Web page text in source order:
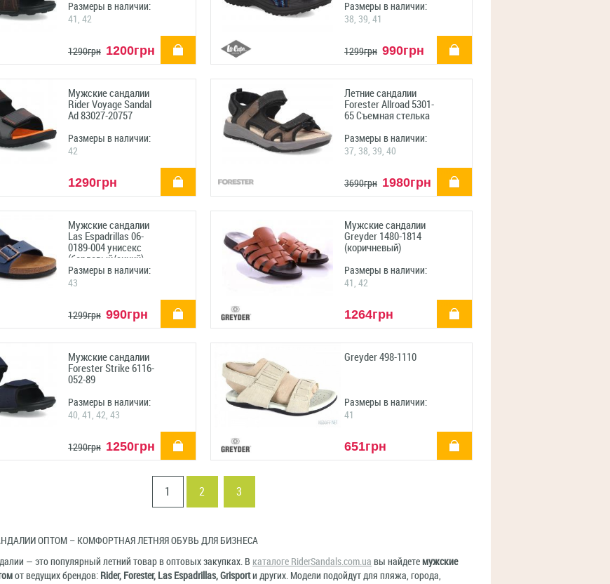
Размеры в наличии:
41, 42
1290грн 1200грн
Размеры в наличии:
38, 39, 41
1299грн 990грн
Мужские сандалии
Rider Voyage Sandal
Ad 83027-20757
Размеры в наличии:
42
1290грн
Летние сандалии
Forester Allroad 5301-
65 Съемная стелька
Размеры в наличии:
37, 38, 39, 40
3690грн 1980грн
Мужские сандалии
Las Espadrillas 06-
0189-004 унисекс
(бордовый/синий)
Размеры в наличии:
43
1299грн 990грн
Мужские сандалии
Greyder 1480-1814
(коричневый)
Размеры в наличии:
41, 42
1264грн
Мужские сандалии
Forester Strike 6116-
052-89
Размеры в наличии:
40, 41, 42, 43
1290грн 1250грн
Greyder 498-1110
Размеры в наличии:
41
651грн
1 2 3
ОПТОМ – КОМФОРТНАЯ ЛЕТНЯЯ ОБУВЬ ДЛЯ БИЗНЕСА
— это популярный летний товар в оптовых закупках. В каталоге RiderSandals.com.ua вы найдете мужские
от ведущих брендов: Rider, Forester, Las Espadrillas, Grisportи других. Модели подойдут для пляжа, города,